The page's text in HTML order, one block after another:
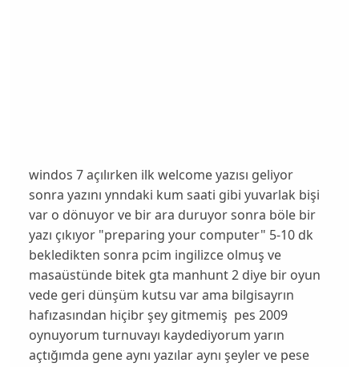
windos 7 açılırken ilk welcome yazısı geliyor
sonra yazını ynndaki kum saati gibi yuvarlak bişi
var o dönuyor ve bir ara duruyor sonra böle bir
yazı çıkıyor "preparing your computer" 5-10 dk
bekledikten sonra pcim ingilizce olmuş ve
masaüstünde bitek gta manhunt 2 diye bir oyun
vede geri dünşüm kutsu var ama bilgisayrın
hafızasından hiçibr şey gitmemiş pes 2009
oynuyorum turnuvayı kaydediyorum yarın
açtığımda gene aynı yazılar aynı şeyler ve pese